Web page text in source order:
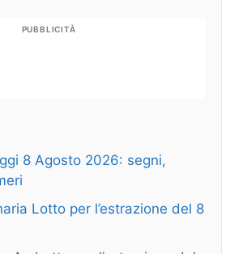
PUBBLICITÀ
8 Agosto 2026: segni,
Lotto per l’estrazione del 8